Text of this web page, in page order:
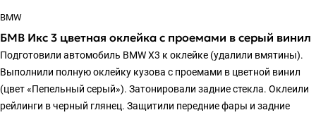
BMW
БМВ Икс 3 цветная оклейка с проемами в серый винил
Подготовили автомобиль BMW X3 к оклейке (удалили вмятины).
Выполнили полную оклейку кузова с проемами в цветной винил
(цвет «Пепельный серый»). Затонировали задние стекла. Оклеили
рейлинги в черный глянец. Защитили передние фары и задние